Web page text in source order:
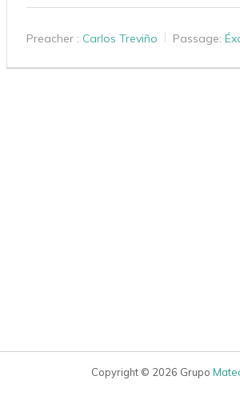
Preacher : Carlos Treviño Passage:
Copyright © 2026 Grupo